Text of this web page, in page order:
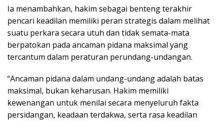
Ia menambahkan, hakim sebagai benteng terakhir
pencari keadilan memiliki peran strategis dalam melihat
suatu perkara secara utuh dan tidak semata-mata
berpatokan pada ancaman pidana maksimal yang
tercantum dalam peraturan perundang-undangan.
“Ancaman pidana dalam undang-undang adalah batas
maksimal, bukan keharusan. Hakim memiliki
kewenangan untuk menilai secara menyeluruh fakta
persidangan, keadaan terdakwa, serta rasa keadilan